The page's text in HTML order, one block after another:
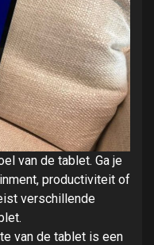
van de tablet. Ga je
productiviteit of
verschillende
van de tablet is een